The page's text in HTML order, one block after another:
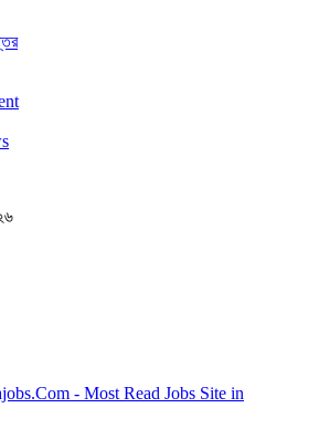
- Most Read Jobs Site in